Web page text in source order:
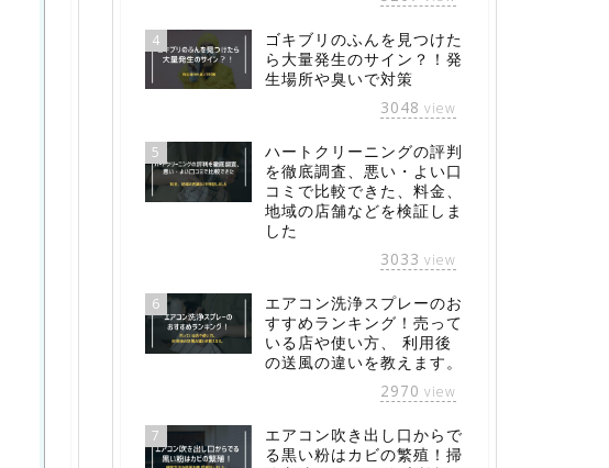
4
ゴキブリのふんを見つけた
ら大量発生のサイン？！発
生場所や臭いで対策
3048 view
5
ハートクリーニングの評判
を徹底調査、悪い・よい口
コミで比較できた、料金、
地域の店舗などを検証しま
した
3033 view
6
エアコン洗浄スプレーのお
すすめランキング！売って
いる店や使い方、 利用後
の送風の違いを教えます。
2970 view
7
エアコン吹き出し口からで
る黒い粉はカビの繁殖！掃